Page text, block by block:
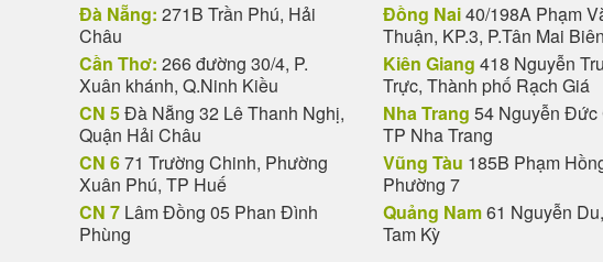
Đà Nẵng: 271B Trần Phú, Hải
Châu
Cần Thơ: 266 đường 30/4, P.
Xuân khánh, Q.Ninh Kiều
CN 5Đà Nẵng 32 Lê Thanh Nghị,
Quận Hải Châu
CN 671 Trường Chinh, Phường
Xuân Phú, TP Huế
CN 7 Lâm Đồng 05 Phan Đình
Phùng
Đồng Nai40/198A Phạm
Thuận, KP.3, P.Tân Mai
Kiên Giang 418 Nguyễn
Trực, Thành phố Rạch Giá
Nha Trang 54 Nguyễn Đức
TP Nha Trang
Vũng Tàu 185B Phạm
Phường 7
Quảng Nam61 Nguyễn
Tam Kỳ